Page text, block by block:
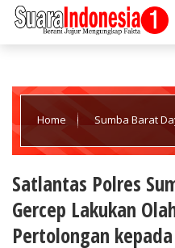
Home Sumba Barat
Korban Laka Lantas
Satlantas Polres
Gercep Lakukan
Pertolongan